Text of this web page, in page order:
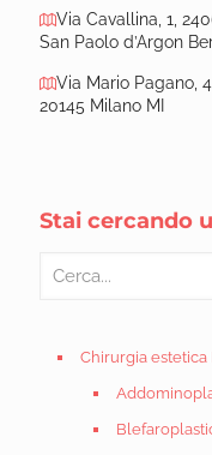
Via Cavallina, 1,
San Paolo d’Argon
Via Mario Pagano,
20145 Milano MI
Stai cercando
Chirurgia estetica